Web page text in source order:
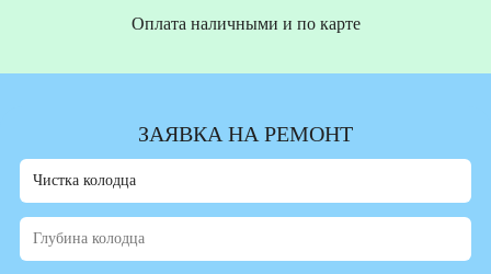
Оплата наличными и по карте
ЗАЯВКА НА РЕМОНТ